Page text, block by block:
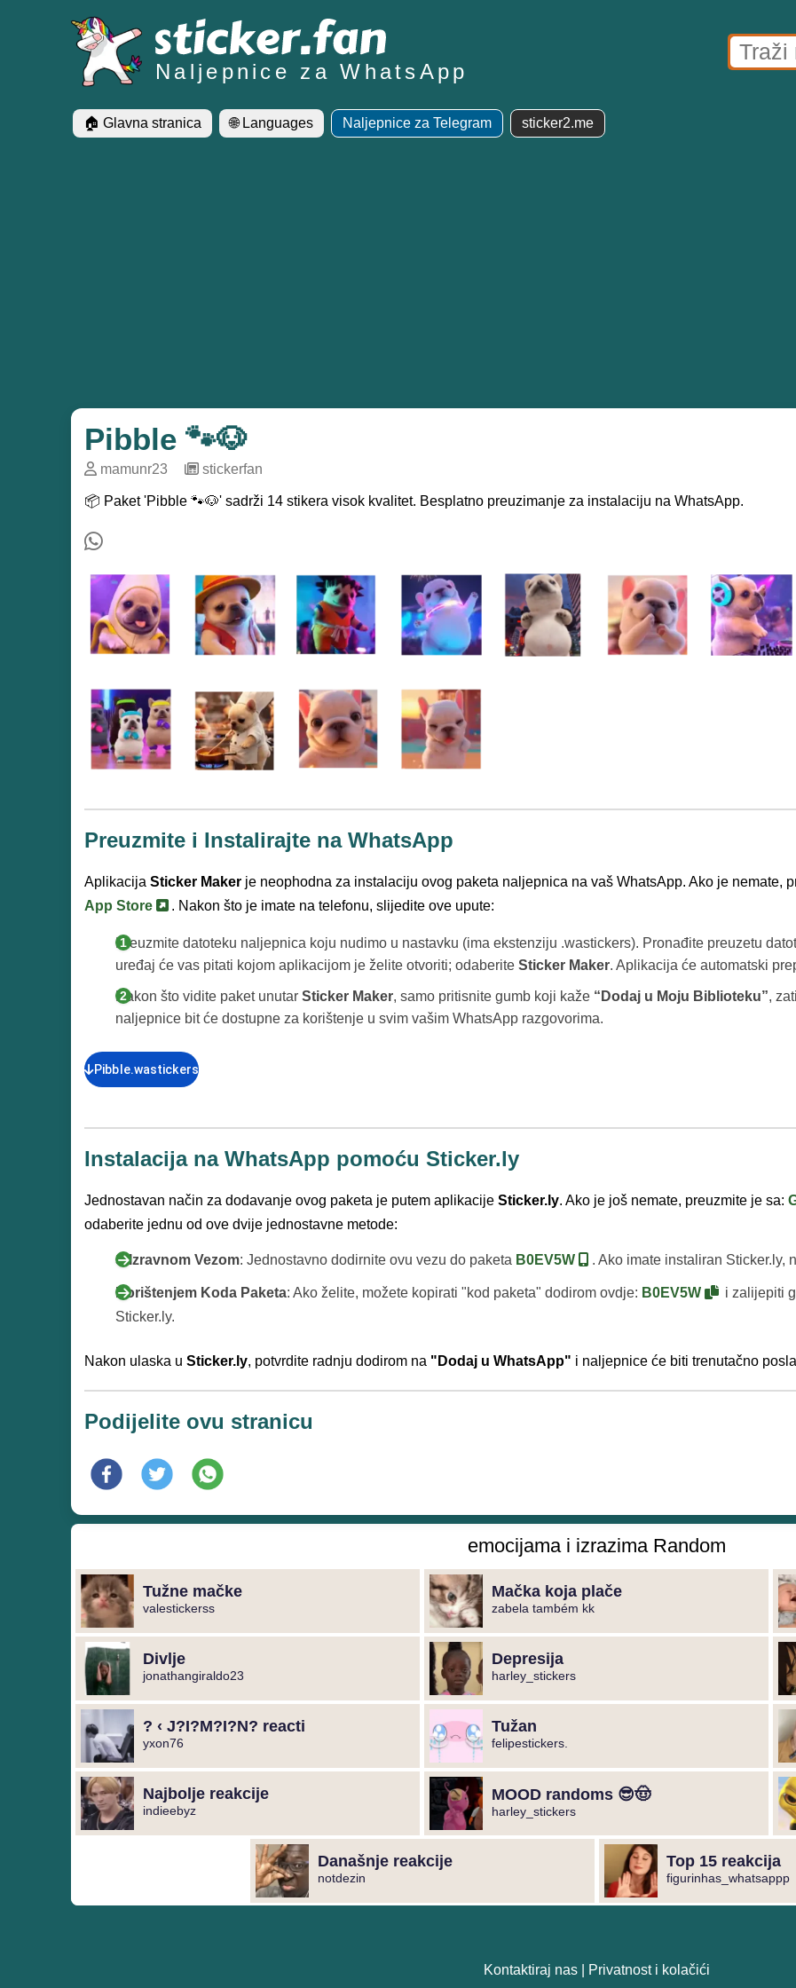
Naljepnice za WhatsApp
🏠 Glavna stranica 🌐 Languages Naljepnice za Telegram sticker2.me
Pibble 🐾🐶
mamunr23 stickerfan
📦 Paket 'Pibble 🐾🐶' sadrži 14 stikera visok kvalitet. Besplatno preuzimanje za instalaciju na WhatsApp.
Preuzmite i Instalirajte na WhatsApp
Aplikacija Sticker Maker je neophodna za instalaciju ovog paketa naljepnica na vaš WhatsApp. Ako je nemate,
App Store
. Nakon što je imate na telefonu, slijedite ove upute:
Preuzmite datoteku naljepnica koju nudimo u nastavku (ima ekstenziju .wastickers). Pronađite preuzetu
uređaj će vas pitati kojom aplikacijom je želite otvoriti; odaberite Sticker Maker. Aplikacija će automatski
Nakon što vidite paket unutar Sticker Maker, samo pritisnite gumb koji kaže “Dodaj u Moju Biblioteku”,
naljepnice bit će dostupne za korištenje u svim vašim WhatsApp razgovorima.
Pibble.wastickers
Instalacija na WhatsApp pomoću Sticker.ly
Jednostavan način za dodavanje ovog paketa je putem aplikacije Sticker.ly. Ako je još nemate, preuzmite je sa:
odaberite jednu od ove dvije jednostavne metode:
S Izravnom Vezom: Jednostavno dodirnite ovu vezu do paketa B0EV5W . Ako imate instaliran Sticker.ly,
Korištenjem Koda Paketa: Ako želite, možete kopirati "kod paketa" dodirom ovdje: B0EV5W
i zalijepiti
Sticker.ly.
Nakon ulaska u Sticker.ly, potvrdite radnju dodirom na "Dodaj u WhatsApp" i naljepnice će biti trenutačno
Podijelite ovu stranicu
emocijama i izrazima Random
Tužne mačke
valestickerss
Mačka koja plače
zabela também kk
Divlje
jonathangiraldo23
Depresija
harley_stickers
? ‹ J?I?M?I?N? reacti
yxon76
Tužan
felipestickers.
Najbolje reakcije
indieebyz
MOOD randoms 😎🤠
harley_stickers
Današnje reakcije
notdezin
Top 15 reakcija
figurinhas_whatsappp
Kontaktiraj nas Privatnost i kolačići